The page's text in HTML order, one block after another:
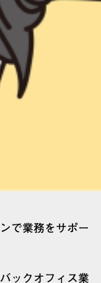
で業務をサポー
ックオフィス業